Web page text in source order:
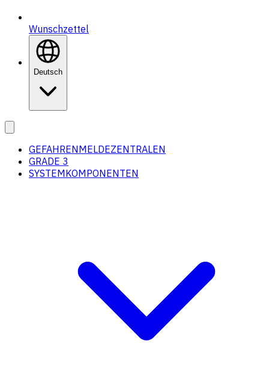
Wunschzettel
Deutsch
GEFAHRENMELDEZENTRALEN
GRADE 3
SYSTEMKOMPONENTEN